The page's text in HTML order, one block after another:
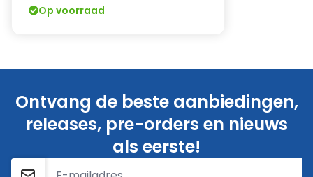
Op voorraad
Ontvang de beste aanbiedingen,
releases, pre-orders en nieuws
als eerste!